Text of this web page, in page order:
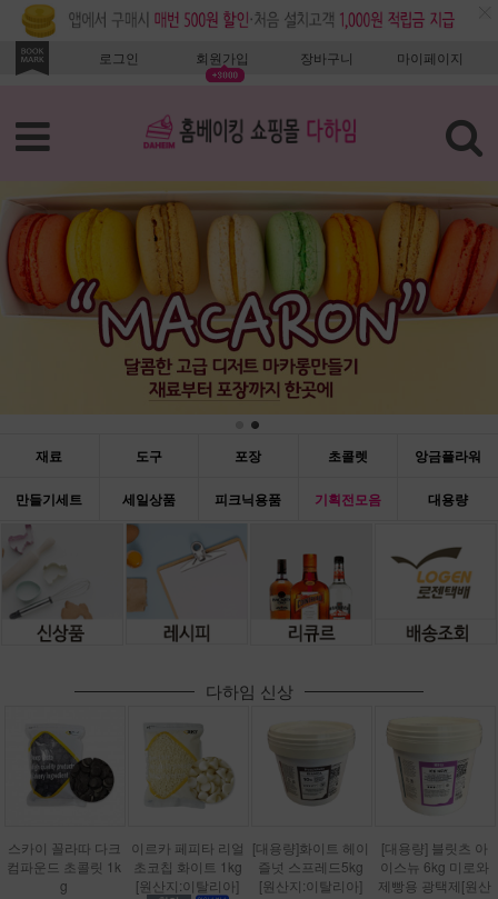
로그인 회원가입 장바구니 마이페이지
재료 도구 포장 초콜렛 앙금플라워
만들기세트 세일상품 피크닉용품 기획전모음 대용량
다하임 신상
스카이 꼴라따 다크
컴파운드 초콜릿 1k
g
이르카 페피타 리얼
초코칩 화이트 1kg
[원산지:이탈리아]
[대용량]화이트 헤이
즐넛 스프레드5kg
[원산지:이탈리아]
[대용량] 블릿츠 아
이스뉴 6kg 미로와
제빵용 광택제[원산